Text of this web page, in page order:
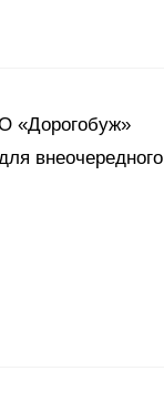
«Дорогобуж»
внеочередного